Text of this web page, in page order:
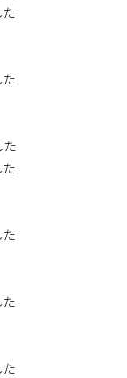
た
た
た
た
た
た
た